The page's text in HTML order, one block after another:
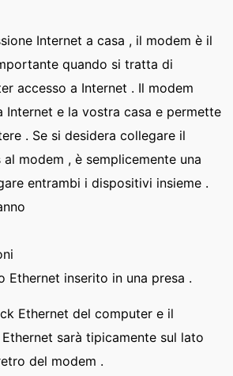
Internet a casa , il modem è il
quando si tratta di
accesso a Internet . Il modem
Internet e la vostra casa e permette
. Se si desidera collegare il
modem , è semplicemente una
entrambi i dispositivi insieme .
Ethernet inserito in una presa .
Ethernet del computer e il
sarà tipicamente sul lato
del modem .